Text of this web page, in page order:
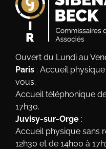
Ouvert du Lundi au
Paris : Accueil
vous.
Accueil téléphonique
17h30.
Juvisy-sur-Orge :
Accueil physique sans
12h30 et de 14h00 à